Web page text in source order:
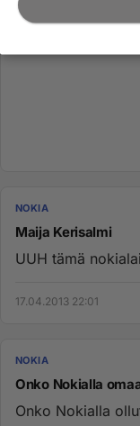
NOKIA
Maija Kerisalmi
UUH tämä
17.04.2013 22:01
NOKIA
Onko Nokialla
Onko Nokialla